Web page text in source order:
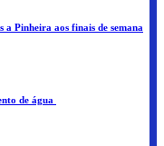
Pinheira aos finais de semana
de água